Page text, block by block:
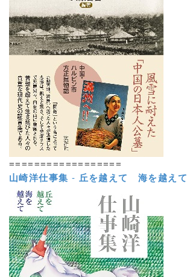
==================
山崎洋仕事集 - 丘を越えて 海を越えて